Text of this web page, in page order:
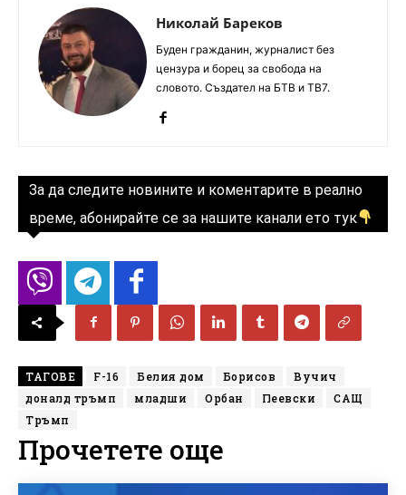
Николай Бареков
Буден гражданин, журналист без
цензура и борец за свобода на
словото. Създател на БТВ и ТВ7.
За да следите новините и коментарите в реално
време, абонирайте се за нашите канали ето тук
ТАГОВЕ F-16 Белия дом Борисов
Вучич
доналд тръмп
младши Орбан Пеевски
САЩ
Тръмп
Прочетете още